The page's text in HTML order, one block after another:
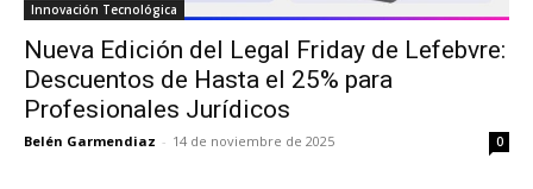
Innovación Tecnológica
Nueva Edición del Legal Friday de Lefebvre:
Descuentos de Hasta el 25% para
Profesionales Jurídicos
Belén Garmendiaz - 14 de noviembre de 2025 0